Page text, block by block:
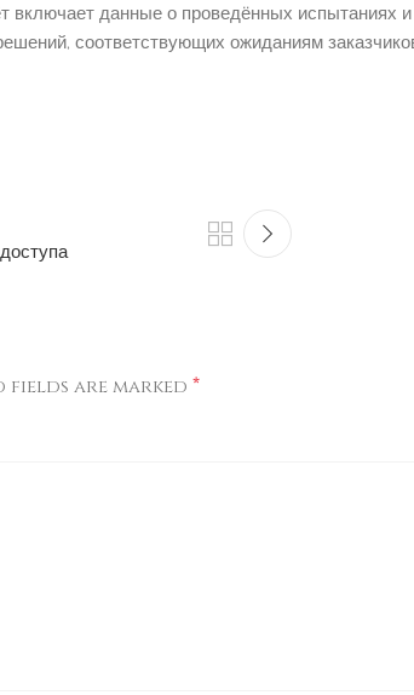
данные о проведённых испытаниях
соответствующих ожиданиям
fields are marked*